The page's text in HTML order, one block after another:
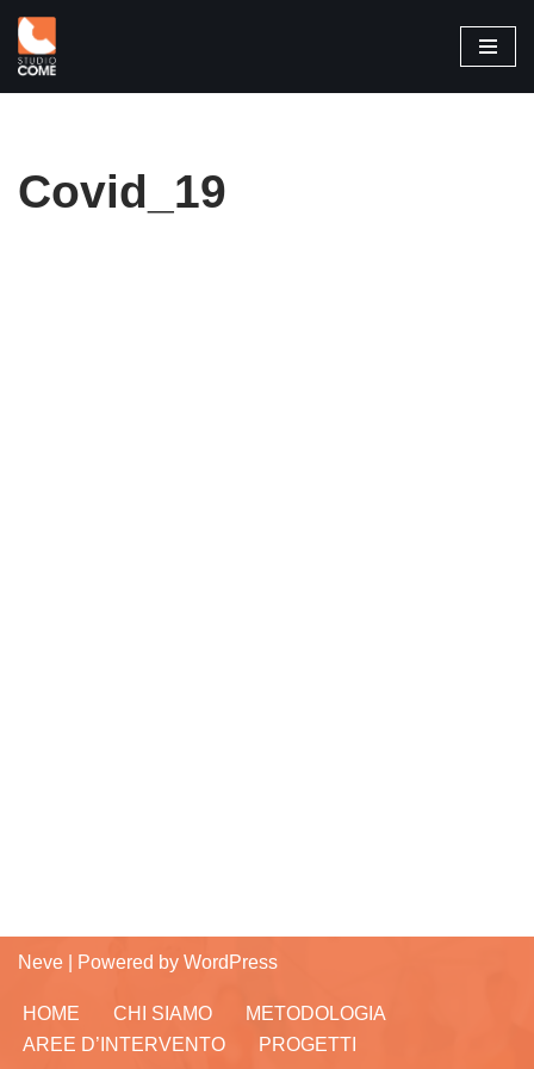
Vai
al
Covid_19
Neve | Powered by WordPress
HOME CHI SIAMO
METODOLOGIA
AREE D’INTERVENTO
PROGETTI